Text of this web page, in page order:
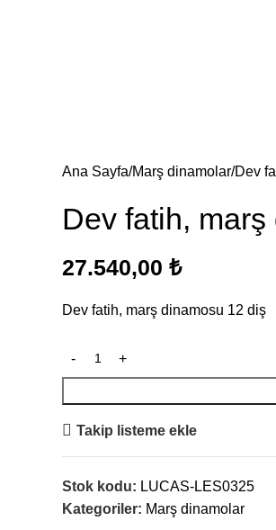
Ana Sayfa Marş dinamolar Dev
Dev fatih,
27.540,00 ₺
Dev fatih, marş dinamosu 12 diş
Takip listeme ekle
Stok kodu: LUCAS-LES0325
Kategoriler: Marş dinamolar